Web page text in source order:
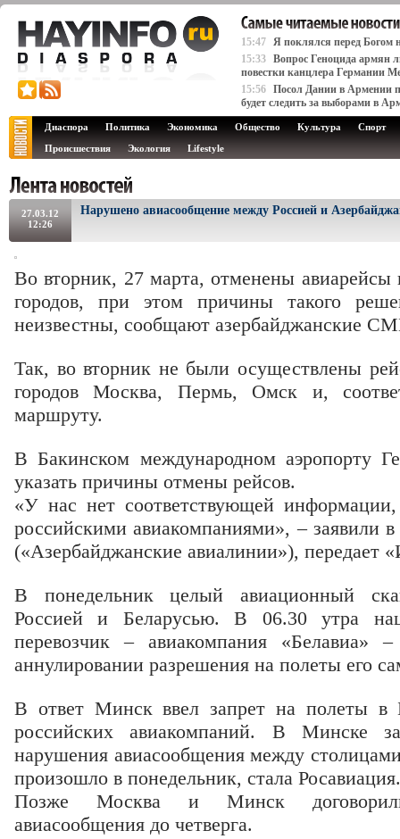
15:47 Я поклялся перед Богом
15:33 Вопрос Геноцида армян
повестки канцлера Германии
15:56 Посол Дании в Армении
будет следить за выборами в
Диаспора Политика Экономика Общество Культура
Спорт
Происшествия
Экология Lifestyle
27.03.12
12:26
Нарушено авиасообщение между Россией и
Во вторник, 27 марта, отменены авиарейсы
городов, при этом причины такого
неизвестны, сообщают азербайджанские
Так, во вторник не были осуществлены
городов Москва, Пермь, Омск и,
маршруту.
В Бакинском международном аэропорту
указать причины отмены рейсов.
«У нас нет соответствующей
российскими авиакомпаниями», – заявили
(«Азербайджанские авиалинии»), передает
В понедельник целый авиационный
Россией и Беларусью. В 06.30 утра
перевозчик – авиакомпания «Белавиа»
аннулировании разрешения на полеты его
В ответ Минск ввел запрет на полеты в
российских авиакомпаний. В Минске
нарушения авиасообщения между столицами
произошло в понедельник, стала Росавиация.
Позже Москва и Минск
авиасообщения до четверга.